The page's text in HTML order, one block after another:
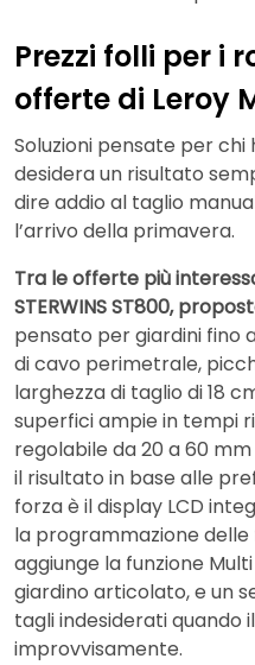
Prezzi folli per i
offerte di Leroy
Soluzioni pensate per
desidera un risultato
dire addio al taglio
l’arrivo della primavera.
Tra le offerte più
STERWINS ST800,
pensato per giardini fino
di cavo perimetrale,
larghezza di taglio di 18
superfici ampie in tempi
regolabile da 20 a 60
il risultato in base alle
forza è il display LCD
la programmazione delle
aggiunge la funzione
giardino articolato, e un
tagli indesiderati quando
improvvisamente.